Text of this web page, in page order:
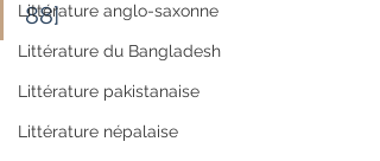
Littérature anglo-saxonne
Littérature du Bangladesh
Littérature pakistanaise
Littérature népalaise
88]